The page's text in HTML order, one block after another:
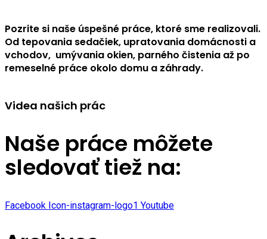
Pozrite si naše úspešné práce, ktoré sme realizovali.
Od tepovania sedačiek, upratovania domácnosti a
vchodov, umývania okien, parného čistenia až po
remeselné práce okolo domu a záhrady.
Videa našich prác
Naše práce môžete
sledovať tiež na:
Facebook Icon-instagram-logo1 Youtube